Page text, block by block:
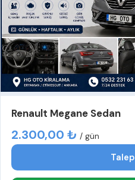
Renault Megane Sedan
2.300,00 ₺ / gün
Talep